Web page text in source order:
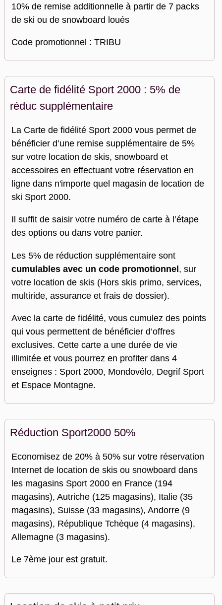
10% de remise additionnelle à partir de 7 packs
de ski ou de snowboard loués
Code promotionnel : TRIBU
Carte de fidélité Sport 2000 : 5% de
réduc supplémentaire
La Carte de fidélité Sport 2000 vous permet de
bénéficier d’une remise supplémentaire de 5%
sur votre location de skis, snowboard et
accessoires en effectuant votre réservation en
ligne dans n'importe quel magasin de location de
ski Sport 2000.
Il suffit de saisir votre numéro de carte à l’étape
des options ou dans votre panier.
Les 5% de réduction supplémentaire sont
cumulables avec un code promotionnel, sur
votre location de skis (Hors skis primo, services,
multiride, assurance et frais de dossier).
Avec la carte de fidélité, vous cumulez des points
qui vous permettent de bénéficier d’offres
exclusives. Cette carte a une durée de vie
illimitée et vous pourrez en profiter dans 4
enseignes : Sport 2000, Mondovélo, Degrif Sport
et Espace Montagne.
Réduction Sport2000 50%
Economisez de 20% à 50% sur votre réservation
Internet de location de skis ou snowboard dans
les magasins Sport 2000 en France (194
magasins), Autriche (125 magasins), Italie (35
magasins), Suisse (33 magasins), Andorre (9
magasins), République Tchèque (4 magasins),
Allemagne (3 magasins).
Le 7ème jour est gratuit.